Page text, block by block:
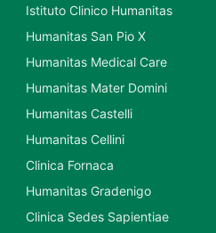
Istituto Clinico Humanitas
Humanitas San Pio X
Humanitas Medical Care
Humanitas Mater Domini
Humanitas Castelli
Humanitas Cellini
Clinica Fornaca
Humanitas Gradenigo
Clinica Sedes Sapientiae